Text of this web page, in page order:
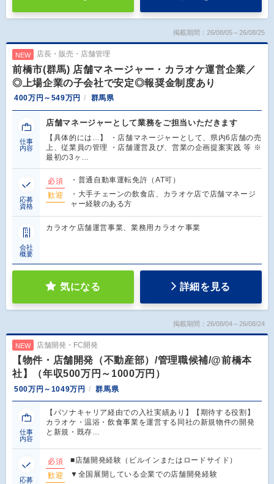
掲載期間：26/08/05～26/08/25
NEW 店長・販売・店舗管理
前橋市(群馬) 店舗マネージャー・カラオケ運営企業／
◎上場企業の子会社で安定◎報奨金制度あり
400万円～549万円 群馬県
仕事
内容
店舗マネージャーとして業務をご担当いただきます
【具体的には…】 ・店舗マネージャーとして、県内6店舗の売
上、従業員の管理 ・店舗運営及び、営業の企画提案実践 等 ※
最初の3ヶ…
応募
資格
必須
・普通自動車運転免許（AT可）
歓迎
・大手チェーンの飲食店、カラオケ店で店舗マネージ
ャー経験のある方
会社
概要
カラオケ店舗運営事業、業務用カラオケ事業
気になる 詳細を見る
掲載期間：26/08/04～26/08/24
NEW 店舗開発・FC開発
【物件・店舗開発（不動産部）/管理職候補/@前橋本
社】（年収500万円～1000万円）
500万円～1049万円 群馬県
仕事
内容
【パソナキャリア経由での入社実績あり】【期待する役割】
カラオケ・温浴・飲食事業を運営する同社の新規物件の開発
と新規・既存…
応募
必須
■店舗開発経験（ビルインまたはロードサイド）
歓迎
▼全国展開している企業での店舗開発経験